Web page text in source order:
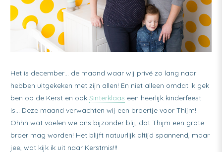
Het is december… de maand waar wij privé zo lang naar
hebben uitgekeken met zijn allen! En niet alleen omdat ik gek
ben op de Kerst en ook Sinterklaas een heerlijk kinderfeest
is… Deze maand verwachten wij een broertje voor Thijm!
Ohhh wat voelen we ons bijzonder blij, dat Thijm een grote
broer mag worden! Het blijft natuurlijk altijd spannend, maar
jee, wat kijk ik uit naar Kerstmis!!!